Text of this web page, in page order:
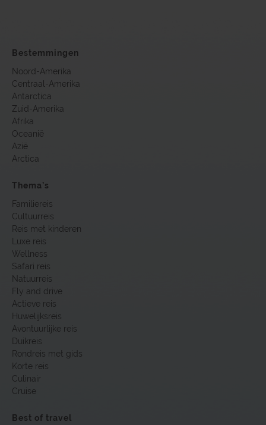
Bestemmingen
Noord-Amerika
Centraal-Amerika
Antarctica
Zuid-Amerika
Afrika
Oceanië
Azië
Arctica
Thema’s
Familiereis
Cultuurreis
Reis met kinderen
Luxe reis
Wellness
Safari reis
Natuurreis
Fly and drive
Actieve reis
Huwelijksreis
Avontuurlijke reis
Duikreis
Rondreis met gids
Korte reis
Culinair
Cruise
Best of travel